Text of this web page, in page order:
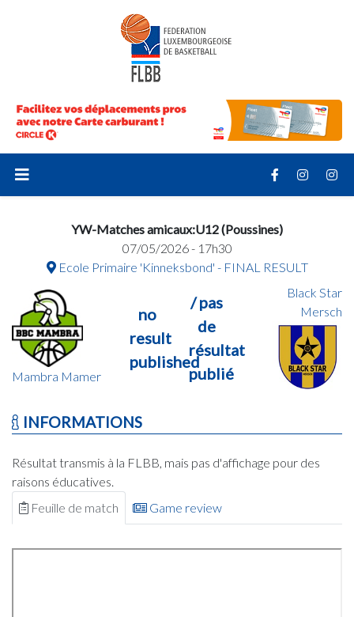
YW-Matches amicaux:U12 (Poussines)
07/05/2026 - 17h30
Ecole Primaire 'Kinneksbond' - FINAL RESULT
Mambra Mamer
no
result
published
/ pas
de
résultat
publié
Black Star
Mersch
INFORMATIONS
Résultat transmis à la FLBB, mais pas d'affichage pour des
raisons éducatives.
Feuille de match
Game review